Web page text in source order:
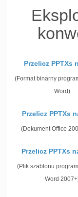
Przelicz PPTXs
(Format binarny
Word)
Przelicz PPTXs
(Dokument Office
Przelicz PPTXs
(Plik szablonu
Word